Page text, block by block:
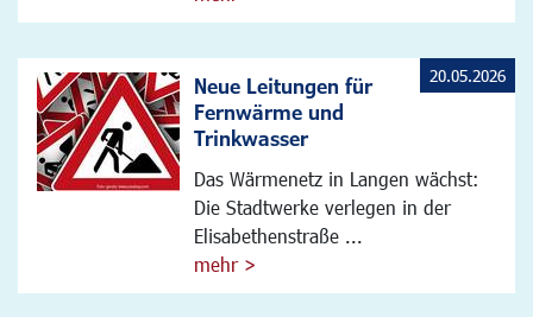
Neue Leitungen für
Fernwärme und
Trinkwasser
Das Wärmenetz in Langen wächst:
Die Stadtwerke verlegen in der
Elisabethenstraße ...
mehr >
20.05.2026